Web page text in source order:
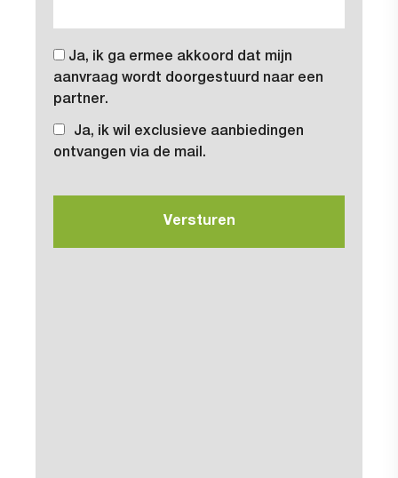
Ja, ik ga ermee akkoord dat mijn
aanvraag wordt doorgestuurd naar een
partner.
Ja, ik wil exclusieve aanbiedingen
ontvangen via de mail.